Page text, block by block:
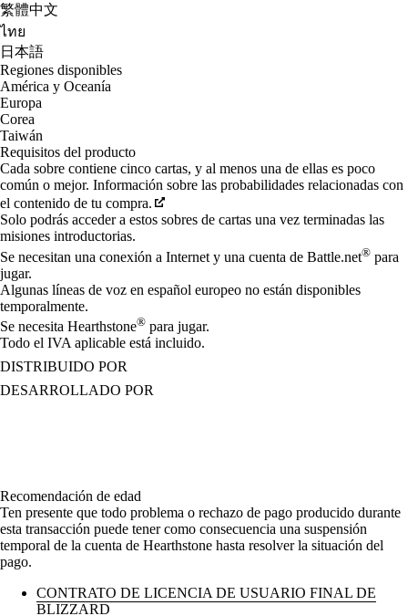
繁體中文
ไทย
日本語
Regiones disponibles
América y Oceanía
Europa
Corea
Taiwán
Requisitos del producto
Cada sobre contiene cinco cartas, y al menos una de ellas es poco
común o mejor. Información sobre las probabilidades relacionadas con
el contenido de tu compra.
Solo podrás acceder a estos sobres de cartas una vez terminadas las
misiones introductorias.
Se necesitan una conexión a Internet y una cuenta de Battle.net® para
jugar.
Algunas líneas de voz en español europeo no están disponibles
temporalmente.
Se necesita Hearthstone® para jugar.
Todo el IVA aplicable está incluido.
DISTRIBUIDO POR
DESARROLLADO POR
Recomendación de edad
Ten presente que todo problema o rechazo de pago producido durante
esta transacción puede tener como consecuencia una suspensión
temporal de la cuenta de Hearthstone hasta resolver la situación del
pago.
CONTRATO DE LICENCIA DE USUARIO FINAL DE
BLIZZARD